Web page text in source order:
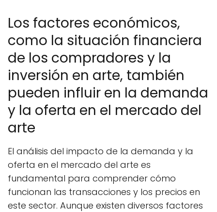
Los factores económicos,
como la situación financiera
de los compradores y la
inversión en arte, también
pueden influir en la demanda
y la oferta en el mercado del
arte
El análisis del impacto de la demanda y la
oferta en el mercado del arte es
fundamental para comprender cómo
funcionan las transacciones y los precios en
este sector. Aunque existen diversos factores